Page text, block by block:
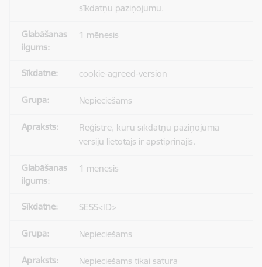
sīkdatņu paziņojumu.
1 mēnesis
cookie-agreed-version
Nepieciešams
Reģistrē, kuru sīkdatņu paziņojuma
versiju lietotājs ir apstiprinājis.
1 mēnesis
SESS<ID>
Nepieciešams
Nepieciešams tikai satura